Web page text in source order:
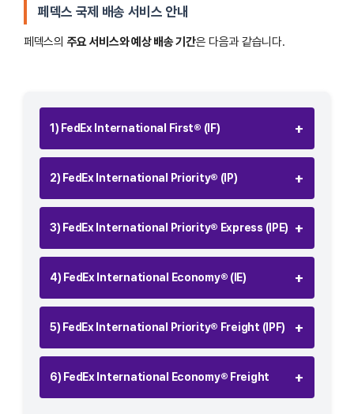
페덱스 국제 배송 서비스 안내
페덱스의 주요 서비스와 예상 배송 기간은 다음과 같습니다.
1) FedEx International First® (IF) +
2) FedEx International Priority® (IP) +
3) FedEx International Priority® Express (IPE) +
4) FedEx International Economy® (IE) +
5) FedEx International Priority® Freight (IPF) +
6) FedEx International Economy® Freight +